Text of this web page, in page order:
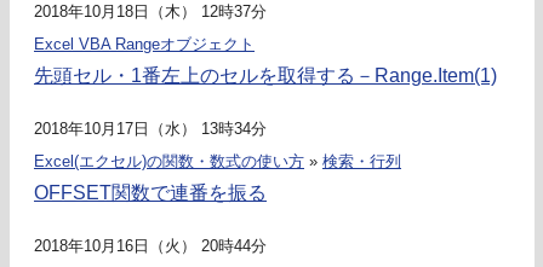
2018年10月18日（木） 12時37分
Excel VBA Rangeオブジェクト
先頭セル・1番左上のセルを取得する－Range.Item(1)
2018年10月17日（水） 13時34分
Excel(エクセル)の関数・数式の使い方 » 検索・行列
OFFSET関数で連番を振る
2018年10月16日（火） 20時44分